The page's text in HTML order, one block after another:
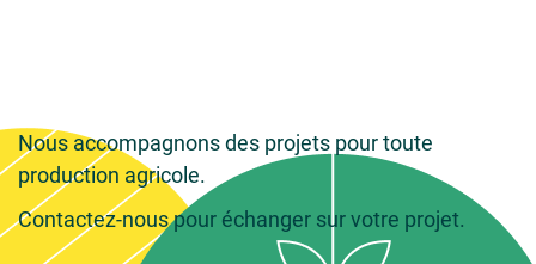
Nous accompagnons des projets pour toute
production agricole.
Contactez-nous pour échanger sur votre projet.